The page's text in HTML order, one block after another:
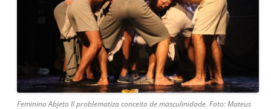
Feminino Abjeto II problematiza conceito de masculinidade. Foto: Mateus